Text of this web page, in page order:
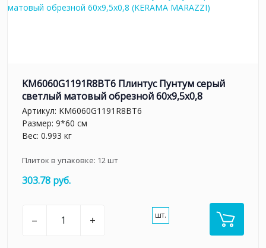
KM6060G1191R8BT6 Плинтус Пунтум серый
светлый матовый обрезной 60x9,5x0,8
Артикул: KM6060G1191R8BT6
Размер: 9*60 см
Вес: 0.993 кг
Плиток в упаковке: 12шт
303.78 руб.
– + шт.